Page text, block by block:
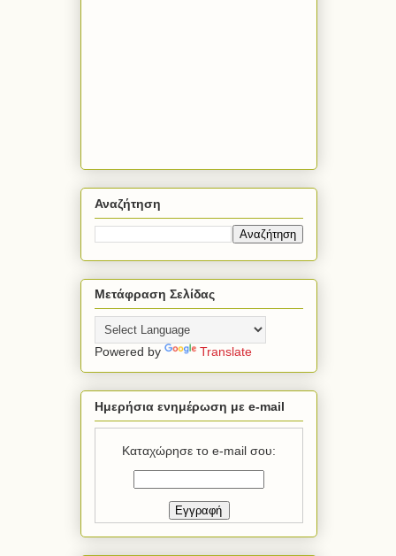
Αναζήτηση
Μετάφραση Σελίδας
Powered by Translate
Ημερήσια ενημέρωση με e-mail
Καταχώρησε το e-mail σου: